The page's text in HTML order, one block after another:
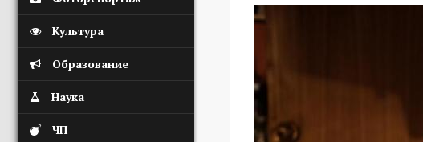
Культура
Образование
Наука
ЧП